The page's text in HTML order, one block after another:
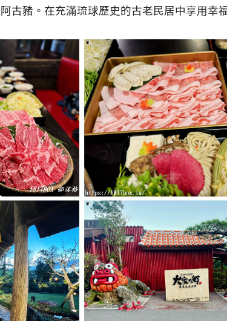
古豬。在充滿琉球歷史的古老民居中享用幸